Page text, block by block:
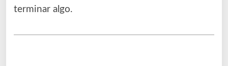
terminar algo.